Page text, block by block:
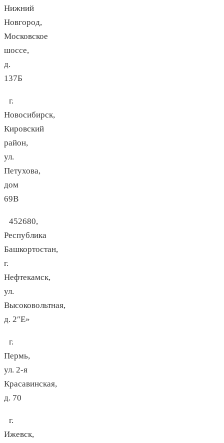
Нижний
Новгород,
Московское
шоссе,
д.
137Б
г.
Новосибирск,
Кировский
район,
ул.
Петухова,
дом
69В
452680,
Республика
Башкортостан,
г.
Нефтекамск,
ул.
Высоковольтная,
д. 2″Е»
г.
Пермь,
ул. 2-я
Красавинская,
д. 70
г.
Ижевск,